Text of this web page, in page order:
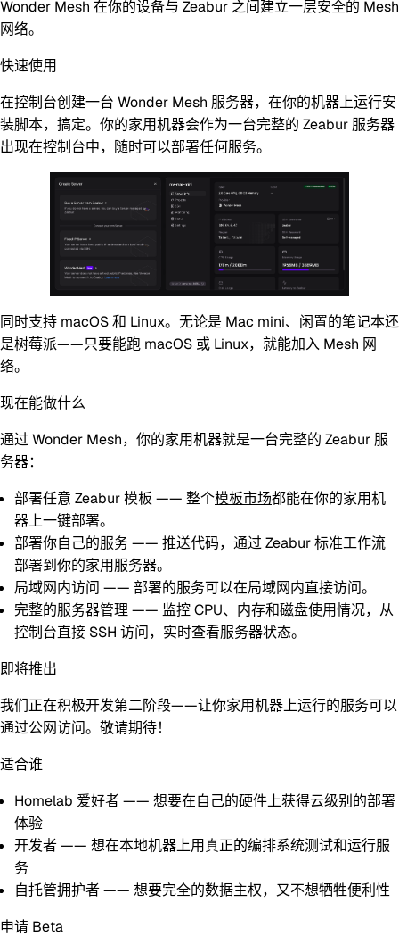
Wonder Mesh 在你的设备与 Zeabur 之间建立一层安全的 Mesh
网络。
快速使用
在控制台创建一台 Wonder Mesh 服务器，在你的机器上运行安
装脚本，搞定。你的家用机器会作为一台完整的 Zeabur 服务器
出现在控制台中，随时可以部署任何服务。
同时支持 macOS和 Linux。无论是 Mac mini、闲置的笔记本还
是树莓派——只要能跑 macOS 或 Linux，就能加入 Mesh 网
络。
现在能做什么
通过 Wonder Mesh，你的家用机器就是一台完整的 Zeabur 服
务器：
部署任意 Zeabur 模板—— 整个模板市场都能在你的家用机
器上一键部署。
部署你自己的服务—— 推送代码，通过 Zeabur 标准工作流
部署到你的家用服务器。
局域网内访问 —— 部署的服务可以在局域网内直接访问。
完整的服务器管理—— 监控 CPU、内存和磁盘使用情况，从
控制台直接 SSH 访问，实时查看服务器状态。
即将推出
我们正在积极开发第二阶段——让你家用机器上运行的服务可以
通过公网访问。敬请期待！
适合谁
Homelab 爱好者—— 想要在自己的硬件上获得云级别的部署
体验
开发者—— 想在本地机器上用真正的编排系统测试和运行服
务
自托管拥护者—— 想要完全的数据主权，又不想牺牲便利性
申请 Beta